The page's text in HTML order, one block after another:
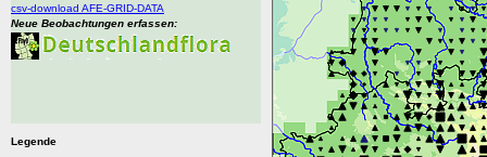
csv-download AFE-GRID-DATA
Neue Beobachtungen erfassen:
Legende